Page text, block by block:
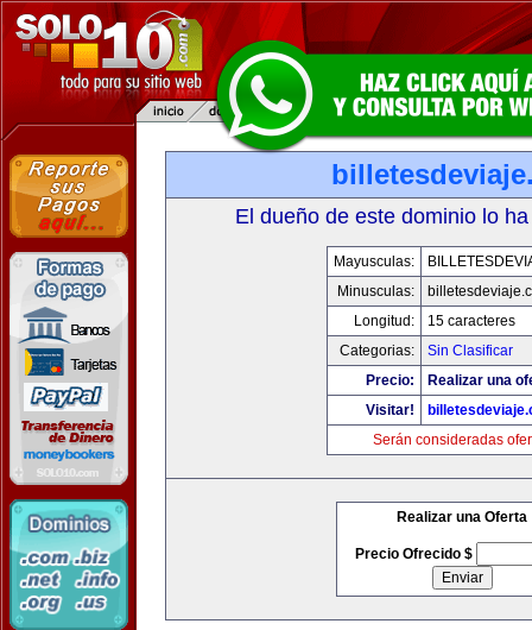
El dueño de este dominio lo
Mayusculas:
Minusculas:
Longitud:
15 caracteres
Categorias:
Sin Clasificar
Precio:
Realizar una
Visitar!
Serán consideradas
Realizar una Oferta
Precio Ofrecido $